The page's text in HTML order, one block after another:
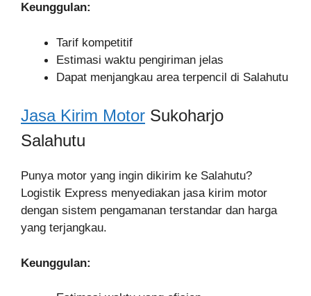
Keunggulan:
Tarif kompetitif
Estimasi waktu pengiriman jelas
Dapat menjangkau area terpencil di Salahutu
Jasa Kirim Motor Sukoharjo
Salahutu
Punya motor yang ingin dikirim ke Salahutu?
Logistik Express menyediakan jasa kirim motor
dengan sistem pengamanan terstandar dan harga
yang terjangkau.
Keunggulan: